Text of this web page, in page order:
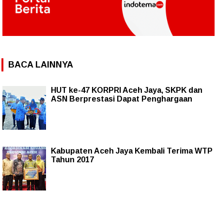
BACA LAINNYA
HUT ke-47 KORPRI Aceh Jaya, SKPK dan
ASN Berprestasi Dapat Penghargaan
Kabupaten Aceh Jaya Kembali Terima WTP
Tahun 2017